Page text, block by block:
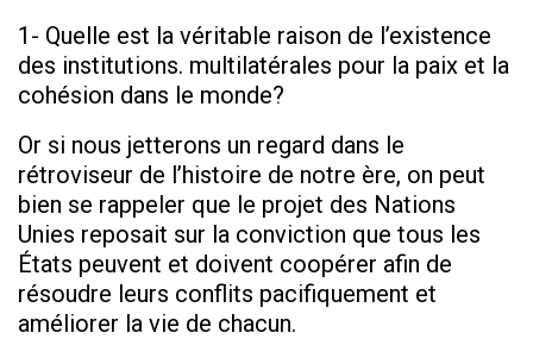
1- Quelle est la véritable raison de l’existence
des institutions. multilatérales pour la paix et la
cohésion dans le monde?
Or si nous jetterons un regard dans le
rétroviseur de l’histoire de notre ère, on peut
bien se rappeler que le projet des Nations
Unies reposait sur la conviction que tous les
États peuvent et doivent coopérer afin de
résoudre leurs conflits pacifiquement et
améliorer la vie de chacun.